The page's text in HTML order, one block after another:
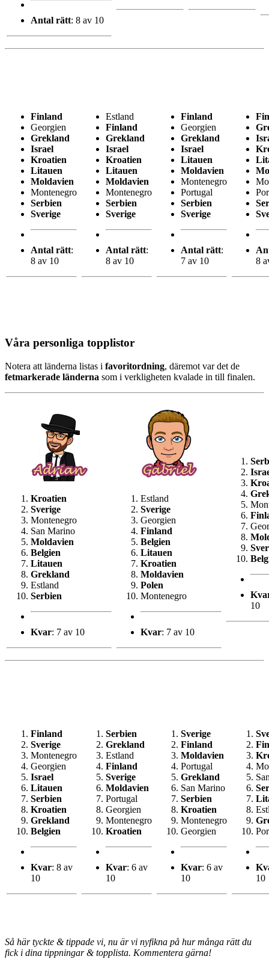
Antal rätt: 8 av 10
Finland
Georgien
Grekland
Israel
Kroatien
Litauen
Moldavien
Montenegro
Serbien
Sverige
Antal rätt:
8 av 10
Estland
Finland
Grekland
Israel
Kroatien
Litauen
Moldavien
Montenegro
Serbien
Sverige
Antal rätt:
8 av 10
Finland
Georgien
Grekland
Israel
Litauen
Moldavien
Montenegro
Portugal
Serbien
Sverige
Antal rätt:
7 av 10
8
Våra personliga topplistor
Notera att länderna listas i favoritordning, däremot var det de
fetmarkerade länderna som i verkligheten kvalade in till finalen.
Kroatien
Sverige
Montenegro
San Marino
Moldavien
Belgien
Litauen
Grekland
Estland
Serbien
Kvar: 7 av 10
Estland
Sverige
Georgien
Finland
Belgien
Litauen
Kroatien
Moldavien
Polen
Montenegro
Kvar: 7 av 10
10
Finland
Sverige
Montenegro
Georgien
Israel
Litauen
Serbien
Kroatien
Grekland
Belgien
Kvar: 8 av
10
Serbien
Grekland
Estland
Finland
Sverige
Moldavien
Portugal
Georgien
Montenegro
Kroatien
Kvar: 6 av
10
Sverige
Finland
Moldavien
Portugal
Grekland
San Marino
Serbien
Kroatien
Montenegro
Georgien
Kvar: 6 av
10
10
Så här tyckte & tippade vi, nu är vi nyfikna på hur många rätt du
fick i dina tippningar & topplista. Kommentera gärna!